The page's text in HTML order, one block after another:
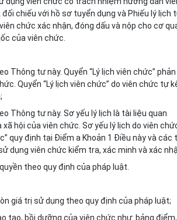
chiếu với hồ sơ tuyển dụng và Phiếu lý lịch
chức xác nhận, đóng dấu và nộp cho cơ
của viên chức.
Thông tư này. Quyển “Lý lịch viên chức” phản
Quyển “Lý lịch viên chức” do viên chức tự
Thông tư này. Sơ yếu lý lịch là tài liệu quan
hội của viên chức. Sơ yếu lý lịch do viên
quy định tại Điểm a Khoản 1 Điều này và các
dụng viên chức kiểm tra, xác minh và xác
theo quy định của pháp luật.
giá trị sử dụng theo quy định của pháp luật;
tạo, bồi dưỡng của viên chức như: bảng điểm,